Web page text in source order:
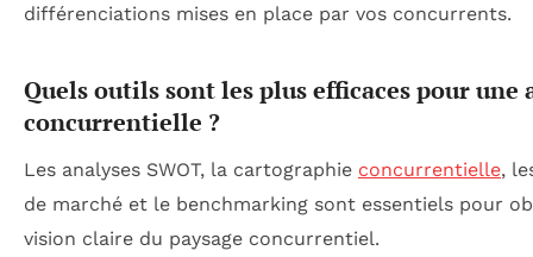
différenciations mises en place par vos concurrents.
Quels outils sont les plus efficaces pour une
concurrentielle ?
Les analyses SWOT, la cartographie concurrentielle,
de marché et le benchmarking sont essentiels pour
vision claire du paysage concurrentiel.